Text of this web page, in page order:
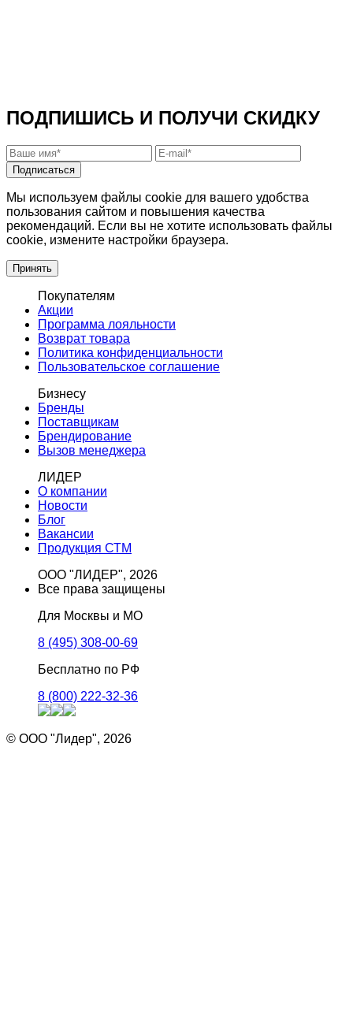
ПОДПИШИСЬ И ПОЛУЧИ СКИДКУ
Подписаться
Мы используем файлы cookie для вашего удобства
пользования сайтом и повышения качества
рекомендаций. Если вы не хотите использовать файлы
cookie, измените настройки браузера.
Принять
Покупателям
Акции
Программа лояльности
Возврат товара
Политика конфиденциальности
Пользовательское соглашение
Бизнесу
Бренды
Поставщикам
Брендирование
Вызов менеджера
ЛИДЕР
О компании
Новости
Блог
Вакансии
Продукция СТМ
ООО "ЛИДЕР", 2026
Все права защищены
Для Москвы и МО
8 (495) 308-00-69
Бесплатно по РФ
8 (800) 222-32-36
© ООО "Лидер", 2026